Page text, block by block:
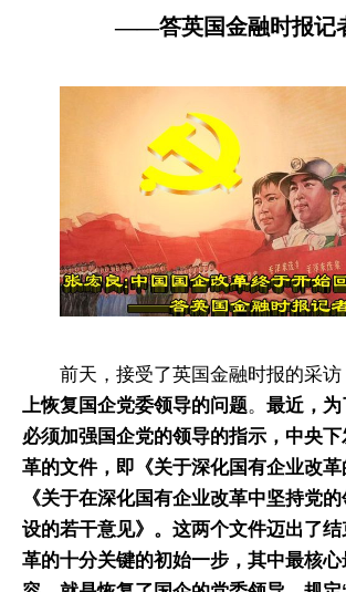
——答英国金融时报记
前天，接受了英国金融时报的采访
上恢复国企党委领导的问题。 最近，
必须加强国企党的领导的指示，中央
革的文件，即《关于深化国有企业改
《关于在深化国有企业改革中坚持党
设的若干意见》。这两个文件迈出了
革的十分关键的初始一步，其中最核